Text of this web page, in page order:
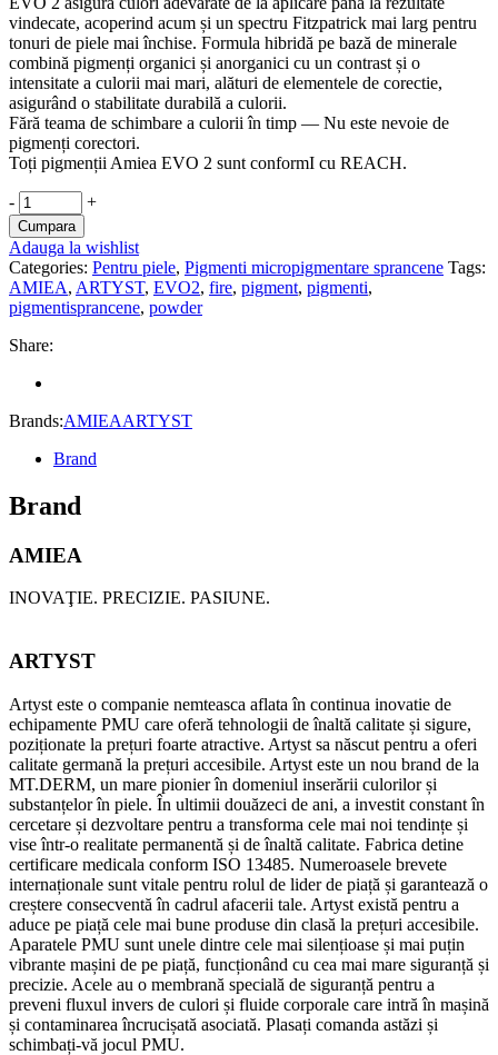
vindecate, acoperind acum și un spectru Fitzpatrick mai larg pentru
tonuri de piele mai închise. Formula hibridă pe bază de minerale
combină pigmenți organici și anorganici cu un contrast și o
intensitate a culorii mai mari, alături de elementele de corectie,
asigurând o stabilitate durabilă a culorii.
Fără teama de schimbare a culorii în timp — Nu este nevoie de
pigmenți corectori.
Toți pigmenții Amiea EVO 2 sunt conformI cu REACH.
PIGMENT
AMIEA
EVO2
-
DARK
BROWN
10
ml
- +
Cumpara
Adauga la wishlist
Categories: Pentru piele, Pigmenti micropigmentare sprancene Tags:
AMIEA, ARTYST, EVO2, fire, pigment, pigmenti,
pigmentisprancene, powder
Share:
Brands:AMIEAARTYST
Brand
Brand
AMIEA
INOVAŢIE. PRECIZIE. PASIUNE.
ARTYST
Artyst este o companie nemteasca aflata în continua inovatie de
echipamente PMU care oferă tehnologii de înaltă calitate și sigure,
poziționate la prețuri foarte atractive. Artyst sa născut pentru a oferi
calitate germană la prețuri accesibile. Artyst este un nou brand de la
MT.DERM, un mare pionier în domeniul inserării culorilor și
substanțelor în piele. În ultimii douăzeci de ani, a investit constant în
cercetare și dezvoltare pentru a transforma cele mai noi tendințe și
vise într-o realitate permanentă și de înaltă calitate. Fabrica detine
certificare medicala conform ISO 13485. Numeroasele brevete
internaționale sunt vitale pentru rolul de lider de piață și garantează o
creștere consecventă în cadrul afacerii tale. Artyst există pentru a
aduce pe piață cele mai bune produse din clasă la prețuri accesibile.
Aparatele PMU sunt unele dintre cele mai silențioase și mai puțin
vibrante mașini de pe piață, funcționând cu cea mai mare siguranță și
precizie. Acele au o membrană specială de siguranță pentru a
preveni fluxul invers de culori și fluide corporale care intră în mașină
și contaminarea încrucișată asociată. Plasați comanda astăzi și
schimbați-vă jocul PMU.